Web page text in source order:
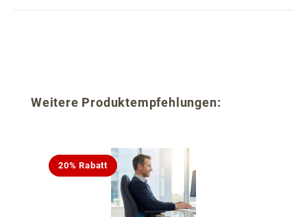
Produktgalerie überspringen
Weitere Produktempfehlungen:
20% Rabatt